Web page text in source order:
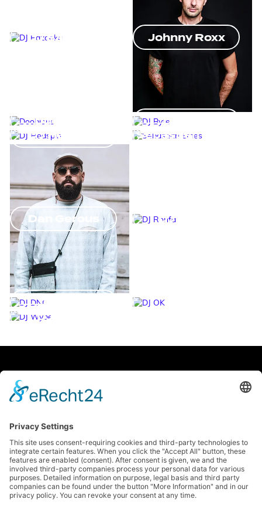
DJ Bazooka Johnny Roxx
Doobious
DJ Byte
DJ Hedspin
Sebastian Emes
Dan Gerous DJ Ronfa
DJ DNO
DJ Wybe
Facebook